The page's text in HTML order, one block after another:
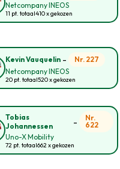
Netcompany INEOS
11 pt. totaal410 x gekozen
Kevin Vauquelin -
Nr. 227
Netcompany INEOS
20 pt. totaal520 x gekozen
Tobias
Johannessen
-
Nr.
622
Uno-X Mobility
72 pt. totaal662 x gekozen